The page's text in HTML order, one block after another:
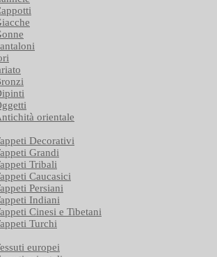
orientale
Decorativi
Grandi
Tribali
Caucasici
Persiani
Indiani
Cinesi e Tibetani
Turchi
europei